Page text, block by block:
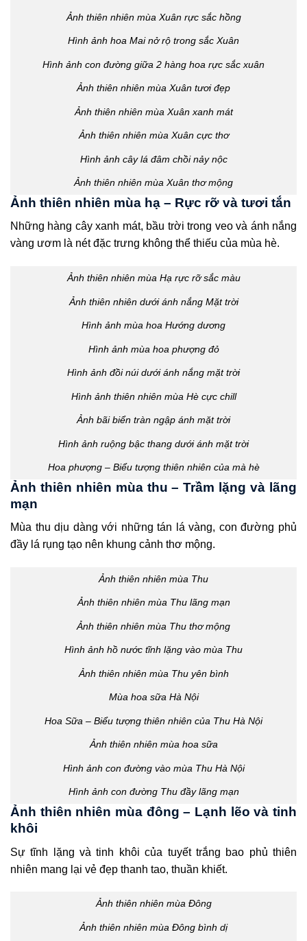
Ảnh thiên nhiên mùa Xuân rực sắc hồng
Hình ảnh hoa Mai nở rộ trong sắc Xuân
Hình ảnh con đường giữa 2 hàng hoa rực sắc xuân
Ảnh thiên nhiên mùa Xuân tươi đẹp
Ảnh thiên nhiên mùa Xuân xanh mát
Ảnh thiên nhiên mùa Xuân cực thơ
Hình ảnh cây lá đâm chồi nảy nộc
Ảnh thiên nhiên mùa Xuân thơ mộng
Ảnh thiên nhiên mùa hạ – Rực rỡ và tươi tắn
Những hàng cây xanh mát, bầu trời trong veo và ánh nắng
vàng ươm là nét đặc trưng không thể thiếu của mùa hè.
Ảnh thiên nhiên mùa Hạ rực rỡ sắc màu
Ảnh thiên nhiên dưới ánh nắng Mặt trời
Hình ảnh mùa hoa Hướng dương
Hình ảnh mùa hoa phượng đỏ
Hình ảnh đồi núi dưới ánh nắng mặt trời
Hình ảnh thiên nhiên mùa Hè cực chill
Ảnh bãi biển tràn ngập ánh mặt trời
Hình ảnh ruộng bậc thang dưới ánh mặt trời
Hoa phượng – Biểu tượng thiên nhiên của mà hè
Ảnh thiên nhiên mùa thu – Trầm lặng và lãng
mạn
Mùa thu dịu dàng với những tán lá vàng, con đường phủ
đầy lá rụng tạo nên khung cảnh thơ mộng.
Ảnh thiên nhiên mùa Thu
Ảnh thiên nhiên mùa Thu lãng mạn
Ảnh thiên nhiên mùa Thu thơ mộng
Hình ảnh hồ nước tĩnh lặng vào mùa Thu
Ảnh thiên nhiên mùa Thu yên bình
Mùa hoa sữa Hà Nội
Hoa Sữa – Biểu tượng thiên nhiên của Thu Hà Nội
Ảnh thiên nhiên mùa hoa sữa
Hình ảnh con đường vào mùa Thu Hà Nội
Hình ảnh con đường Thu đầy lãng mạn
Ảnh thiên nhiên mùa đông – Lạnh lẽo và tinh
khôi
Sự tĩnh lặng và tinh khôi của tuyết trắng bao phủ thiên
nhiên mang lại vẻ đẹp thanh tao, thuần khiết.
Ảnh thiên nhiên mùa Đông
Ảnh thiên nhiên mùa Đông bình dị